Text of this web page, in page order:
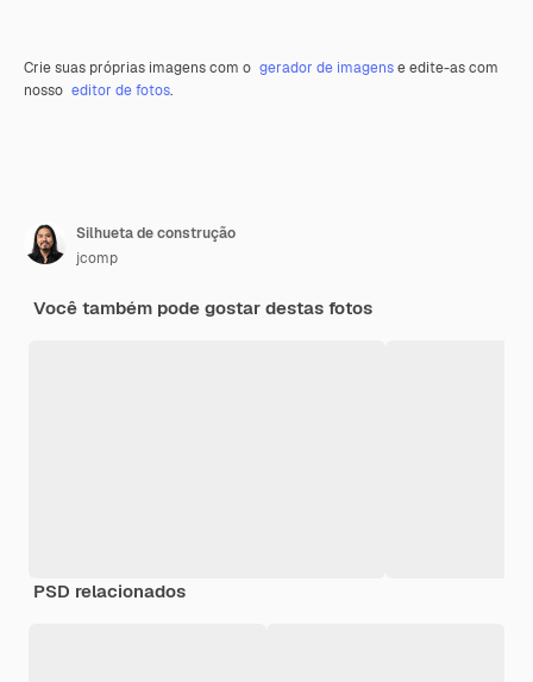
Crie suas próprias imagens com o gerador de imagense edite-as com
nosso editor de fotos.
Silhueta de construção
jcomp
Você também pode gostar destas fotos
PSD relacionados